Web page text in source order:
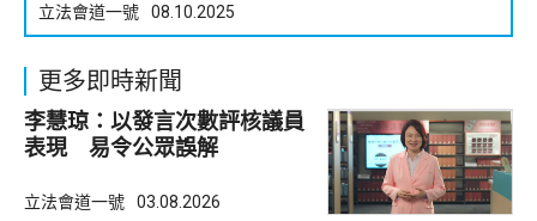
立法會道一號 08.10.2025
更多即時新聞
李慧琼：以發言次數評核議員
表現 易令公眾誤解
立法會道一號 03.08.2026